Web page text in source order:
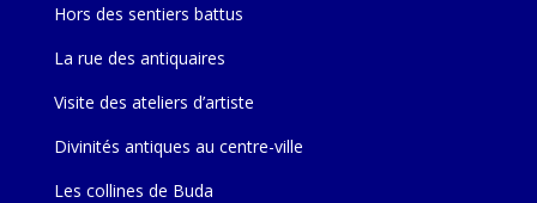
Hors des sentiers battus
La rue des antiquaires
Visite des ateliers d’artiste
Divinités antiques au centre-ville
Les collines de Buda